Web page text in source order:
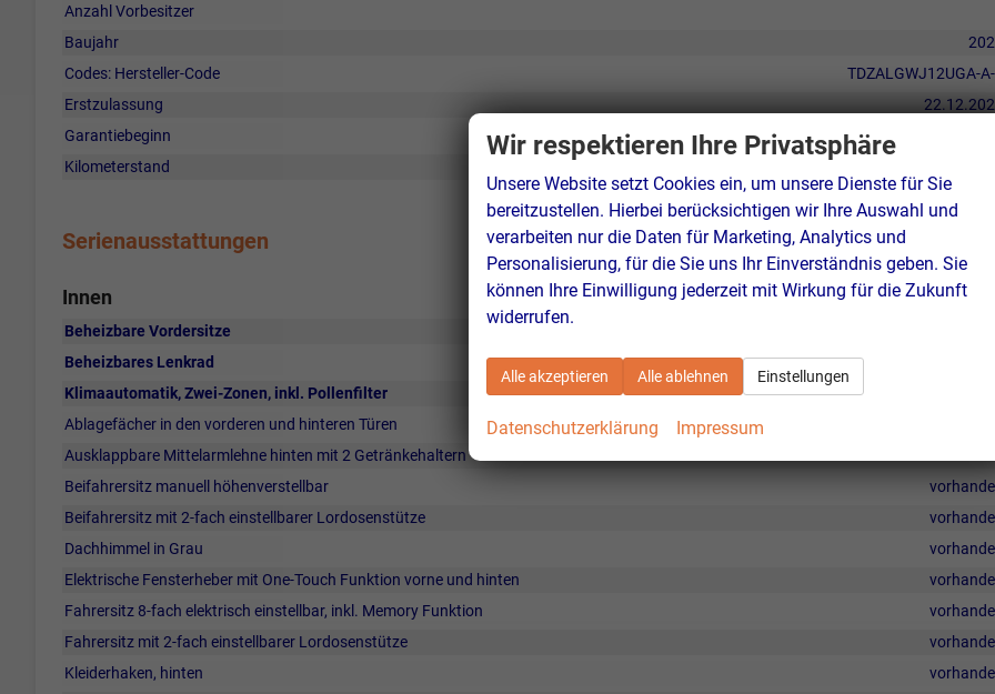
Anzahl Vorbesitzer
Baujahr
Codes: Hersteller-Code
TDZALGWJ12UGA-
Erstzulassung
Garantiebeginn
Kilometerstand
Serienausstattungen
Innen
Beheizbare Vordersitze
Beheizbares Lenkrad
Klimaautomatik, Zwei-Zonen, inkl. Pollenfilter
Ablagefächer in den vorderen und hinteren Türen
Ausklappbare Mittelarmlehne hinten mit 2 Getränkehaltern
Beifahrersitz manuell höhenverstellbar
Beifahrersitz mit 2-fach einstellbarer Lordosenstütze
Dachhimmel in Grau
Elektrische Fensterheber mit One-Touch Funktion vorne und hinten
Fahrersitz 8-fach elektrisch einstellbar, inkl. Memory Funktion
Fahrersitz mit 2-fach einstellbarer Lordosenstütze
Kleiderhaken, hinten
Wir respektieren Ihre Privatsphäre
Unsere Website setzt Cookies ein, um unsere Dienste für Sie
bereitzustellen. Hierbei berücksichtigen wir Ihre Auswahl und
verarbeiten nur die Daten für Marketing, Analytics und
Personalisierung, für die Sie uns Ihr Einverständnis geben. Sie
können Ihre Einwilligung jederzeit mit Wirkung für die Zukunft
widerrufen.
Alle akzeptieren Alle ablehnen Einstellungen
Datenschutzerklärung Impressum